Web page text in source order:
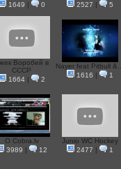
1649 | 0
2527 | 5
Воробей в
СССР
1664| 2
Nayer feat Pitbull &...
1616 | 1
O Cobra.lv
3989 | 12
Junio WC Hockey
2477 | 1